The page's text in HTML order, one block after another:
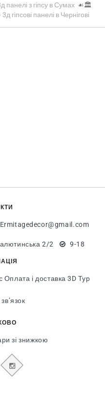
панелі з гіпсу в Сумах ☙🏛️
3д гіпсові панелі в Чернігові
Ermitagedecor@gmail.com
2/2 9-18
Оплата і доставка 3D Тур
зі знижкою